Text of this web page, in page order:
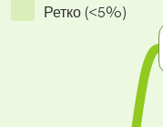
Ретко (<5%)